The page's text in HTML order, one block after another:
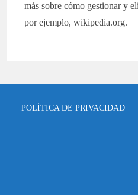
más sobre cómo gestionar y
por ejemplo, wikipedia.org.
POLÍTICA DE PRIVACIDAD